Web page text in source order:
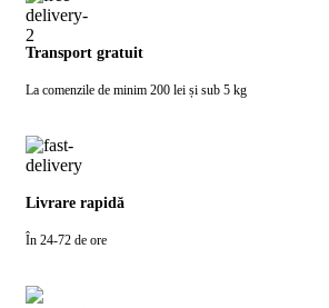
Transport gratuit
La comenzile de minim 200 lei și sub 5 kg
Livrare rapidă
În 24-72 de ore